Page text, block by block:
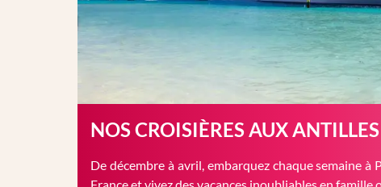
NOS CROISIÈRES AUX ANTILLES
De décembre à avril, embarquez chaque semaine